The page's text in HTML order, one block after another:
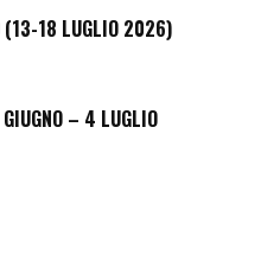
(13-18 LUGLIO 2026)
– 4 LUGLIO